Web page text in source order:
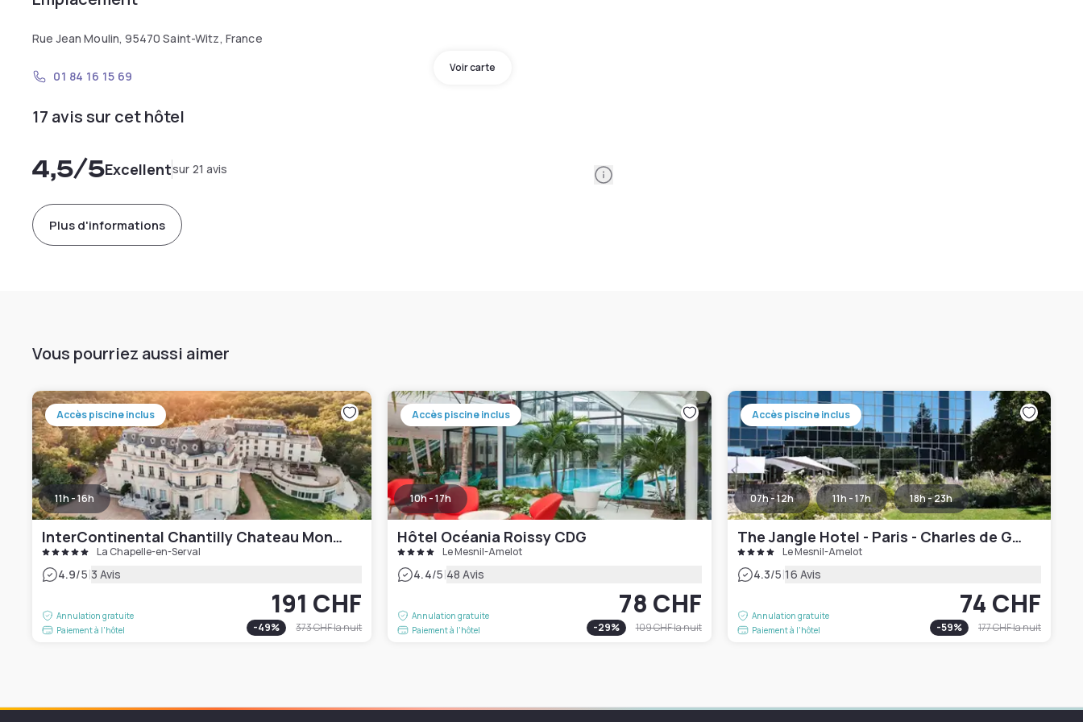
Rue Jean Moulin, 95470 Saint-Witz, France
Voir carte
01 84 16 15 69
17 avis sur cet hôtel
4,5/5Excellentsur 21 avis Information
Plus d'informations
Vous pourriez aussi aimer
Accès piscine inclus
11h - 16h
InterContinental Chantilly Chateau Mont Royal, an IHG Hotel
La Chapelle-en-Serval
4.9/5|3 Avis
Annulation gratuite
Paiement à l'hôtel
191 CHF
-49% 373 CHFla nuit
Accès piscine inclus
10h - 17h
Hôtel Océania Roissy CDG
Le Mesnil-Amelot
4.4/5|48 Avis
Annulation gratuite
Paiement à l'hôtel
78 CHF
-29% 109 CHFla nuit
Accès piscine inclus
07h - 12h 11h - 17h 18h - 23h
The Jangle Hotel - Paris - Charles de Gaulle - Airport
Le Mesnil-Amelot
4.3/5|16 Avis
Annulation gratuite
Paiement à l'hôtel
74 CHF
-59% 177 CHFla nuit